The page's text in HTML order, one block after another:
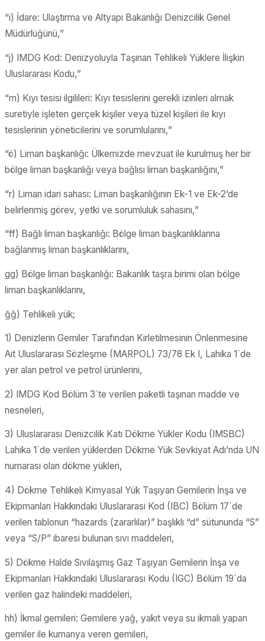
“ı) İdare: Ulaştırma ve Altyapı Bakanlığı Denizcilik Genel
Müdürlüğünü,”
“j) IMDG Kod: Denizyoluyla Taşınan Tehlikeli Yüklere İlişkin
Uluslararası Kodu,”
“m) Kıyı tesisi ilgilileri: Kıyı tesislerini gerekli izinleri almak
suretiyle işleten gerçek kişiler veya tüzel kişileri ile kıyı
tesislerinin yöneticilerini ve sorumlularını,”
“ö) Liman başkanlığı: Ülkemizde mevzuat ile kurulmuş her bir
bölge liman başkanlığı veya bağlısı liman başkanlığını,”
“r) Liman idari sahası: Liman başkanlığının Ek-1 ve Ek-2’de
belirlenmiş görev, yetki ve sorumluluk sahasını,”
“ff) Bağlı liman başkanlığı: Bölge liman başkanlıklarına
bağlanmış liman başkanlıklarını,
gg) Bölge liman başkanlığı: Bakanlık taşra birimi olan bölge
liman başkanlıklarını,
ğğ) Tehlikeli yük;
1) Denizlerin Gemiler Tarafından Kirletilmesinin Önlenmesine
Ait Uluslararası Sözleşme (MARPOL) 73/78 Ek I, Lahika 1`de
yer alan petrol ve petrol ürünlerini,
2) IMDG Kod Bölüm 3`te verilen paketli taşınan madde ve
nesneleri,
3) Uluslararası Denizcilik Katı Dökme Yükler Kodu (IMSBC)
Lahika 1`de verilen yüklerden Dökme Yük Sevkiyat Adı’nda UN
numarası olan dökme yükleri,
4) Dökme Tehlikeli Kimyasal Yük Taşıyan Gemilerin İnşa ve
Ekipmanları Hakkındaki Uluslararası Kod (IBC) Bölüm 17`de
verilen tablonun “hazards (zararlılar)” başlıklı “d” sütununda “S”
veya “S/P” ibaresi bulunan sıvı maddeleri,
5) Dökme Halde Sıvılaşmış Gaz Taşıyan Gemilerin İnşa ve
Ekipmanları Hakkındaki Uluslararası Kodu (IGC) Bölüm 19`da
verilen gaz halindeki maddeleri,
hh) İkmal gemileri: Gemilere yağ, yakıt veya su ikmali yapan
gemiler ile kumanya veren gemileri,